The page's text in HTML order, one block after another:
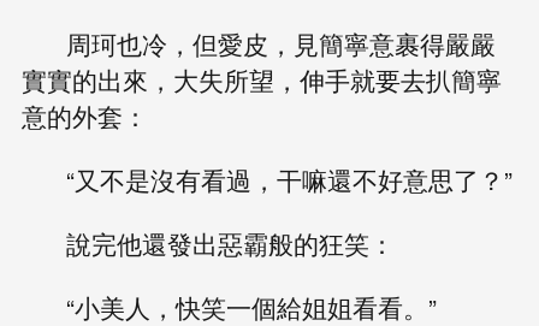
周珂也冷，但愛皮，見簡寧意裹得嚴嚴
實實的出來，大失所望，伸手就要去扒簡寧
意的外套：
“又不是沒有看過，干嘛還不好意思了？”
說完他還發出惡霸般的狂笑：
“小美人，快笑一個給姐姐看看。”